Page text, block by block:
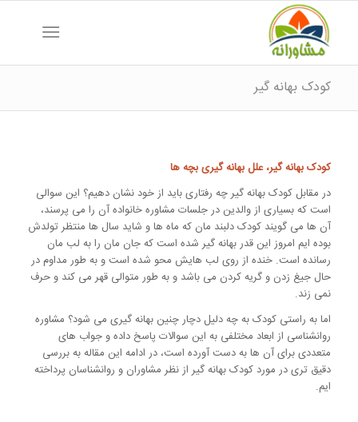
کودک بهانه گیر
کودک بهانه گیر، علل بهانه گیری بچه ها
در مقابل کودک بهانه گیر چه رفتاری باید از خود نشان دهیم؟ این سوالی
است که بسیاری از والدین در جلسات مشاوره خانواده آن را می پرسند،
آن ها می گویند کودک دلبند مان که ماه ها و شاید سال ها منتظر تولدش
بوده ایم امروز این قدر بهانه گیر شده است که جان مان را به لب مان
رسانده است. خنده از روی لب هایش محو شده است و به طور مداوم در
حال جیغ زدن و گریه کردن می باشد و به طور متوالی قهر می کند و حرف
نمی زند.
اما به راستی کودک به چه دلیل دچار چنین بهانه گیری می شود؟ مشاوره
روانشناسی از ابعاد مختلفی به این سوالات پاسخ داده و جواب های
متعددی برای آن ها به دست آورده است، در ادامه این مقاله به بررسی
دقیق تری در مورد کودک بهانه گیر از نظر مشاوران و روانشناسان پرداخته
ایم.